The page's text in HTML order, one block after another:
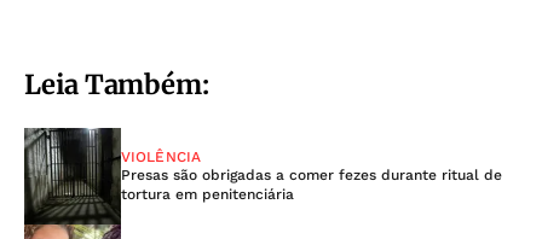
Leia Também:
VIOLÊNCIA
Presas são obrigadas a comer fezes durante ritual de
tortura em penitenciária